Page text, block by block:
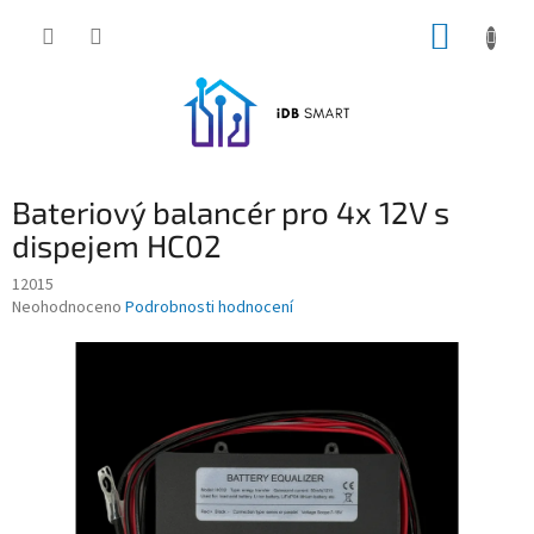
Bateriový balancér pro 4x 12V s
dispejem HC02
12015
Průměrné
Neohodnoceno Podrobnosti hodnocení